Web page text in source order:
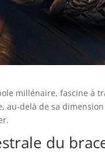
millénaire, fascine à
au-delà de sa
du